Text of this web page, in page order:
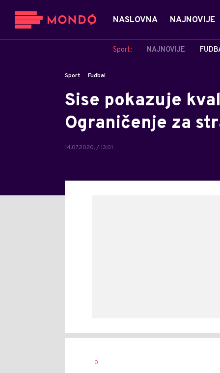
NASLOVNA NAJNOVIJE
Sport: NAJNOVIJE
Sport Fudbal
Sise pokazuje
Ograničenje za
14.07.2020. / 13:01
AUTOR
0